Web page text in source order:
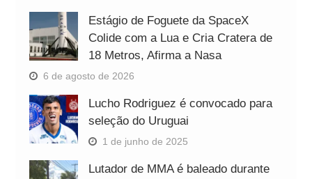
Estágio de Foguete da SpaceX
Colide com a Lua e Cria Cratera de
18 Metros, Afirma a Nasa
6 de agosto de 2026
Lucho Rodriguez é convocado para
seleção do Uruguai
1 de junho de 2025
Lutador de MMA é baleado durante